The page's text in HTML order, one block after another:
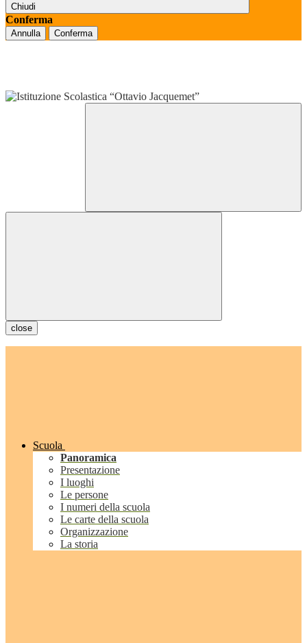
Chiudi
Conferma
Annulla Conferma
close
Scuola
Panoramica
Presentazione
I luoghi
Le persone
I numeri della scuola
Le carte della scuola
Organizzazione
La storia